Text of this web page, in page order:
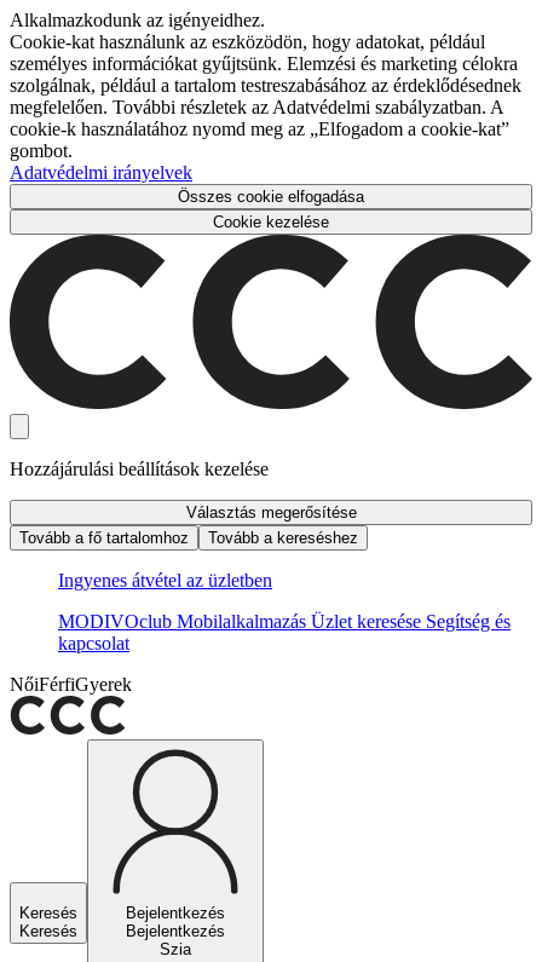
Alkalmazkodunk az igényeidhez.
Cookie-kat használunk az eszközödön, hogy adatokat, például
személyes információkat gyűjtsünk. Elemzési és marketing célokra
szolgálnak, például a tartalom testreszabásához az érdeklődésednek
megfelelően. További részletek az Adatvédelmi szabályzatban. A
cookie-k használatához nyomd meg az „Elfogadom a cookie-kat”
gombot.
Adatvédelmi irányelvek
Összes cookie elfogadása
Cookie kezelése
Hozzájárulási beállítások kezelése
Választás megerősítése
Tovább a fő tartalomhoz
Tovább a kereséshez
Ingyenes átvétel az üzletben
MODIVOclub Mobilalkalmazás Üzlet keresése Segítség és
kapcsolat
NőiFérfiGyerek
Keresés
Keresés
Bejelentkezés
Bejelentkezés
Szia